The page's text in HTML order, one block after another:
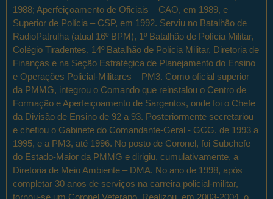
1988; Aperfeiçoamento de Oficiais – CAO, em 1989, e
Superior de Polícia – CSP, em 1992. Serviu no Batalhão de
RadioPatrulha (atual 16º BPM), 1º Batalhão de Polícia Militar,
Colégio Tiradentes, 14º Batalhão de Polícia Militar, Diretoria de
Finanças e na Seção Estratégica de Planejamento do Ensino
e Operações Policial-Militares – PM3. Como oficial superior
da PMMG, integrou o Comando que reinstalou o Centro de
Formação e Aperfeiçoamento de Sargentos, onde foi o Chefe
da Divisão de Ensino de 92 a 93. Posteriormente secretariou
e chefiou o Gabinete do Comandante-Geral - GCG, de 1993 a
1995, e a PM3, até 1996. No posto de Coronel, foi Subchefe
do Estado-Maior da PMMG e dirigiu, cumulativamente, a
Diretoria de Meio Ambiente – DMA. No ano de 1998, após
completar 30 anos de serviços na carreira policial-militar,
tornou-se um Coronel Veterano. Realizou, em 2003-2004, o